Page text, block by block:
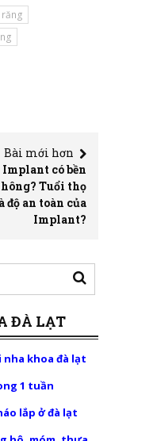
Bài mới hơn
Implant có bền
Tuổi thọ
độ an toàn của
Implant?
ĐÀ LẠT
nha khoa đà lạt
1 tuần
lắp ở đà lạt